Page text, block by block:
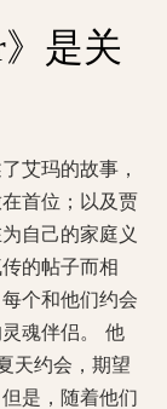
》是关
艾玛的故事，
首位；以及贾
自己的家庭义
的帖子而相
个和他们约会
魂伴侣。 他
天约会，期望
是，随着他们